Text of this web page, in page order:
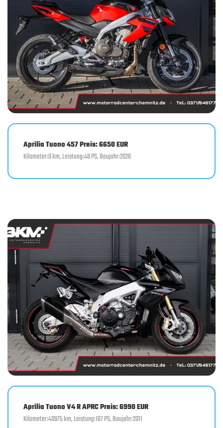
Aprilia Tuono 457 Preis: 6650 EUR
Kilometer:0 km, Leistung:48 PS, Baujahr:2026
Aprilia Tuono V4 R APRC Preis: 6990 EUR
Kilometer:40975 km, Leistung:167 PS, Baujahr:2011